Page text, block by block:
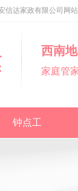
信达家政有限公司网站
西南
家庭管
钟点工